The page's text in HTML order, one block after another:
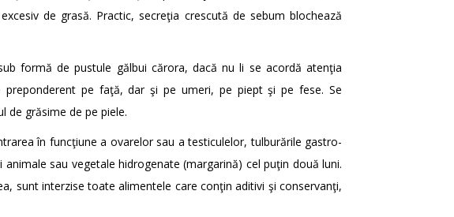
de grasă. Practic, secreţia crescută de sebum blochează
formă de pustule gălbui cărora, dacă nu li se acordă atenţia
pe faţă, dar şi pe umeri, pe piept şi pe fese. Se
de grăsime de pe piele.
în funcţiune a ovarelor sau a testiculelor, tulburările gastro-
sau vegetale hidrogenate (margarină) cel puţin două luni.
sunt interzise toate alimentele care conţin aditivi şi conservanţi,